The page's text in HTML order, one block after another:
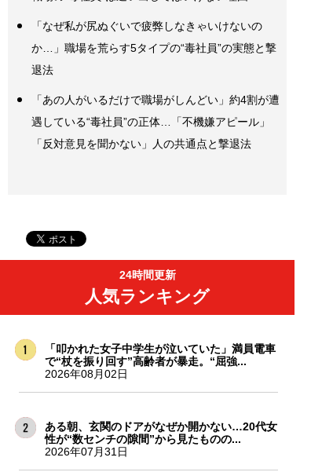
「なぜ私が尻ぬぐいで疲弊しなきゃいけないの
か…」職場を荒らす5タイプの“毒社員”の実態と撃
退法
「あの人がいるだけで職場がしんどい」約4割が遭
遇している“毒社員”の正体…「不機嫌アピール」
「反対意見を聞かない」人の共通点と撃退法
24時間更新
人気ランキング
「叩かれた女子中学生が泣いていた」満員電車
で“杖を振り回す”高齢者が暴走。“屈強...
2026年08月02日
ある朝、玄関のドアがなぜか開かない…20代女
性が“数センチの隙間”から見たものの...
2026年07月31日